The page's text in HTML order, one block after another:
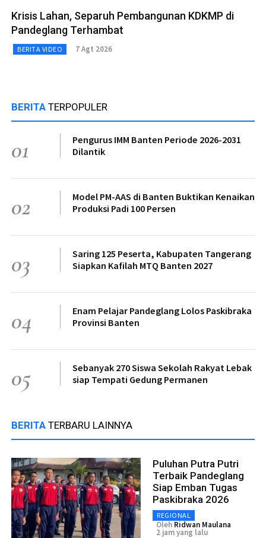
Krisis Lahan, Separuh Pembangunan KDKMP di
Pandeglang Terhambat
BERITA VIDEO 7 Agt 2026
BERITA TERPOPULER
01
Pengurus IMM Banten Periode 2026-2031
Dilantik
02
Model PM-AAS di Banten Buktikan Kenaikan
Produksi Padi 100 Persen
03
Saring 125 Peserta, Kabupaten Tangerang
Siapkan Kafilah MTQ Banten 2027
04
Enam Pelajar Pandeglang Lolos Paskibraka
Provinsi Banten
05
Sebanyak 270 Siswa Sekolah Rakyat Lebak
siap Tempati Gedung Permanen
BERITA TERBARU LAINNYA
Puluhan Putra Putri
Terbaik Pandeglang
Siap Emban Tugas
Paskibraka 2026
REGIONAL
Oleh Ridwan Maulana
2 jam yang lalu